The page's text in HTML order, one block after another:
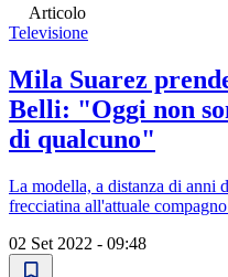
Articolo
Televisione
Mila Suarez
Belli: "Oggi non
di qualcuno"
La modella, a distanza di anni
frecciatina all'attuale
02 Set 2022 - 09:48